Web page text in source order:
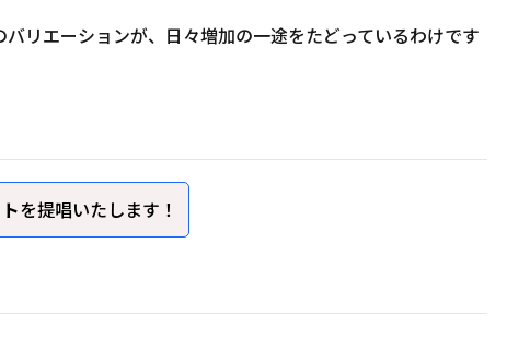
リエーションが、日々増加の一途をたどっているわけです
を提唱いたします！